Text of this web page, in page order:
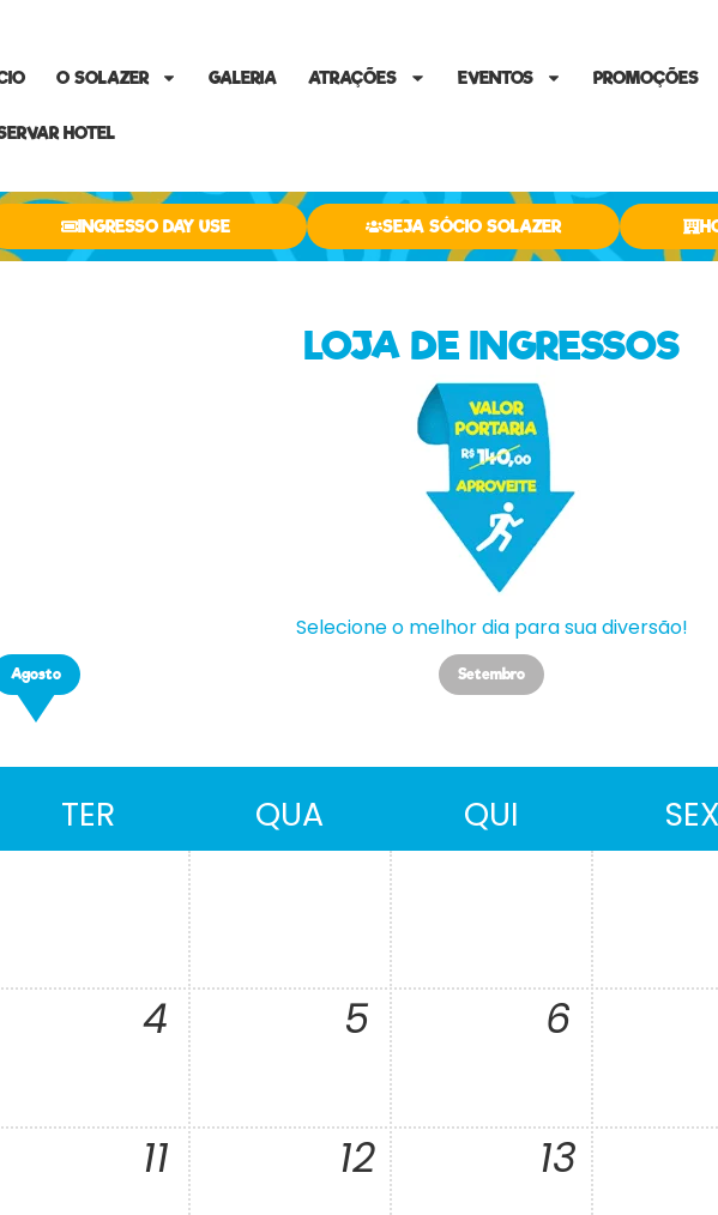
O SOLAZER GALERIA ATRAÇÕES EVENTOS PROMOÇÕES
HOTEL
INGRESSO DAY USE SEJA SÓCIO SOLAZER
LOJA DE INGRESSOS
Selecione o melhor dia para sua diversão!
Agosto Setembro
TER QUA QUI SEX
4 5 6
11 12 13